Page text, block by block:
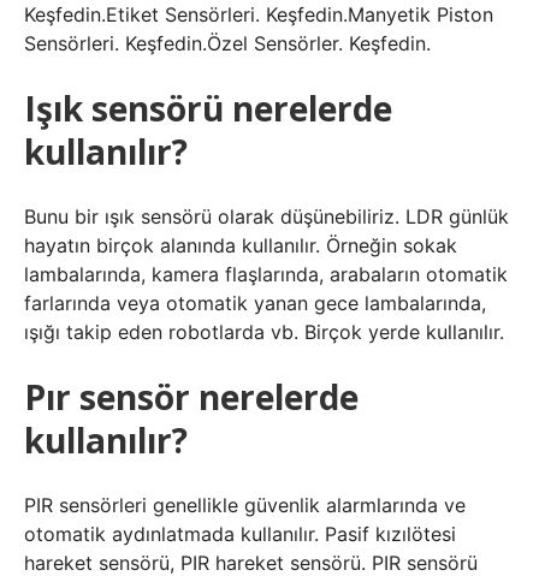
Keşfedin.Etiket Sensörleri. Keşfedin.Manyetik Piston
Sensörleri. Keşfedin.Özel Sensörler. Keşfedin.
Işık sensörü nerelerde
kullanılır?
Bunu bir ışık sensörü olarak düşünebiliriz. LDR günlük
hayatın birçok alanında kullanılır. Örneğin sokak
lambalarında, kamera flaşlarında, arabaların otomatik
farlarında veya otomatik yanan gece lambalarında,
ışığı takip eden robotlarda vb. Birçok yerde kullanılır.
Pır sensör nerelerde
kullanılır?
PIR sensörleri genellikle güvenlik alarmlarında ve
otomatik aydınlatmada kullanılır. Pasif kızılötesi
hareket sensörü, PIR hareket sensörü. PIR sensörü